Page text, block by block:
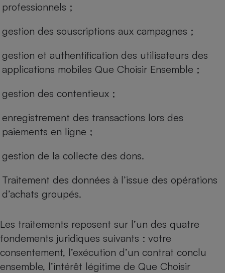
professionnels ;
gestion des souscriptions aux campagnes ;
gestion et authentification des utilisateurs des
applications mobiles Que Choisir Ensemble ;
gestion des contentieux ;
enregistrement des transactions lors des
paiements en ligne ;
gestion de la collecte des dons.
Traitement des données à l’issue des opérations
d’achats groupés.
Les traitements reposent sur l’un des quatre
fondements juridiques suivants : votre
consentement, l’exécution d’un contrat conclu
ensemble, l’intérêt légitime de Que Choisir